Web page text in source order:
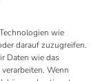
wie
darauf zuzugreifen.
Daten wie das
Wenn